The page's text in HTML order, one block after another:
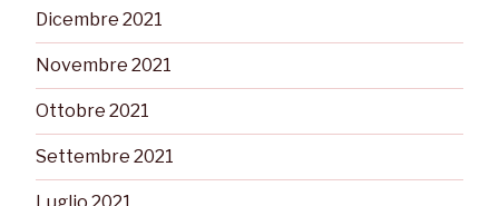
Dicembre 2021
Novembre 2021
Ottobre 2021
Settembre 2021